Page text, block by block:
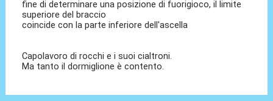
fine di determinare una posizione di fuorigioco, il limite
superiore del braccio
coincide con la parte inferiore dell'ascella
Capolavoro di rocchi e i suoi cialtroni.
Ma tanto il dormiglione è contento.